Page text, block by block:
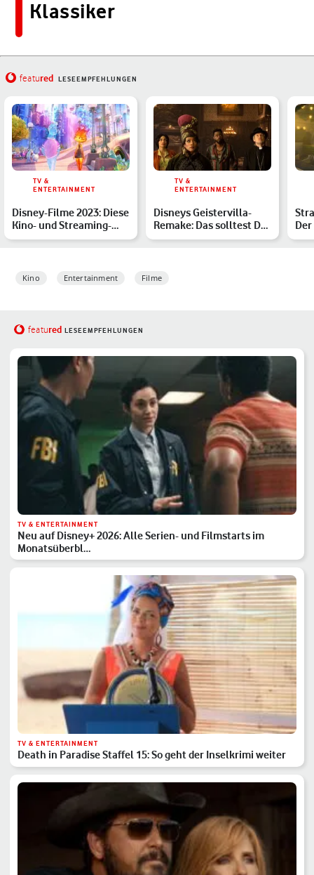
Klassiker
featured LESEEMPFEHLUNGEN
TV &
ENTERTAINMENT
Disney-Filme 2023: Diese
Kino- und Streaming-
Highlights werden Di…
TV &
ENTERTAINMENT
Disneys Geistervilla-
Remake: Das solltest Du
über die Neuauflage …
Kino Entertainment Filme
featured LESEEMPFEHLUNGEN
TV & ENTERTAINMENT
Neu auf Disney+ 2026: Alle Serien- und Filmstarts im
Monatsüberbl…
TV & ENTERTAINMENT
Death in Paradise Staffel 15: So geht der Inselkrimi weiter